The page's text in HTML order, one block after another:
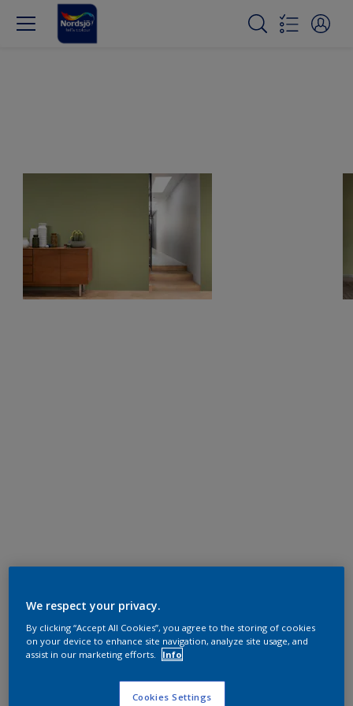
We respect your privacy.
By clicking “Accept All Cookies”, you agree to the storing of cookies
on your device to enhance site navigation, analyze site usage, and
assist in our marketing efforts.
Info
Cookies Settings